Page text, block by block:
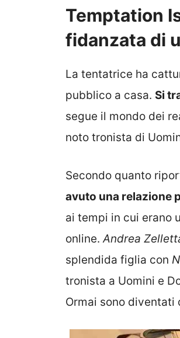
Temptation
fidanzata di
La tentatrice ha
pubblico a casa. Si
segue il mondo dei
noto tronista di
Secondo quanto
avuto una relazione
ai tempi in cui erano
online. Andrea
splendida figlia con
tronista a Uomini e
Ormai sono